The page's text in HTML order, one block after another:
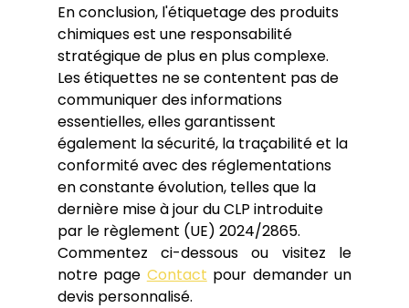
En conclusion, l'étiquetage des produits
chimiques est une responsabilité
stratégique de plus en plus complexe.
Les étiquettes ne se contentent pas de
communiquer des informations
essentielles, elles garantissent
également la sécurité, la traçabilité et la
conformité avec des réglementations
en constante évolution, telles que la
dernière mise à jour du CLP introduite
par le règlement (UE) 2024/2865.
Commentez ci-dessous ou visitez le
notre page Contact pour demander un
devis personnalisé.